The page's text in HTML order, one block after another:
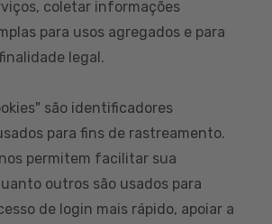
coletar informações
para usos agregados e para
legal.
são identificadores
para fins de rastreamento.
permitem facilitar sua
outros são usados para
de login mais rápido, apoiar a